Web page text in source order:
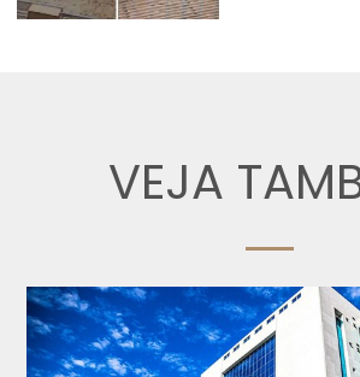
VEJA